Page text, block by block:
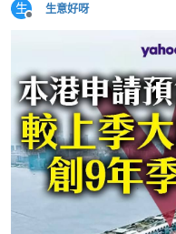
生
離線
生意好呀